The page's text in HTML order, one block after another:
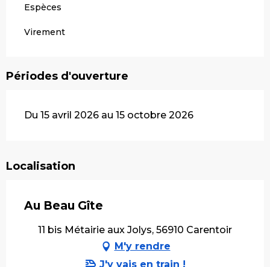
Espèces
Virement
Périodes d'ouverture
Du 15 avril 2026 au 15 octobre 2026
Localisation
Au Beau Gîte
11 bis Métairie aux Jolys, 56910 Carentoir
M'y rendre
J'y vais en train !